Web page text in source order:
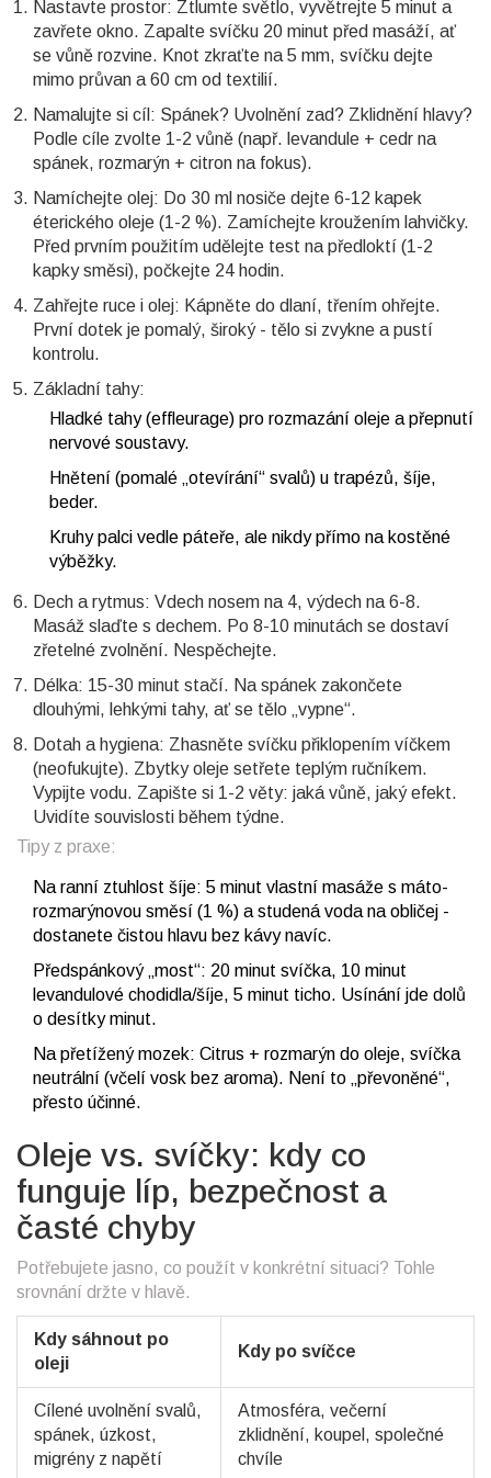
Nastavte prostor: Ztlumte světlo, vyvětrejte 5 minut a
zavřete okno. Zapalte svíčku 20 minut před masáží, ať
se vůně rozvine. Knot zkraťte na 5 mm, svíčku dejte
mimo průvan a 60 cm od textilií.
Namalujte si cíl: Spánek? Uvolnění zad? Zklidnění hlavy?
Podle cíle zvolte 1-2 vůně (např. levandule + cedr na
spánek, rozmarýn + citron na fokus).
Namíchejte olej: Do 30 ml nosiče dejte 6-12 kapek
éterického oleje (1-2 %). Zamíchejte kroužením lahvičky.
Před prvním použitím udělejte test na předloktí (1-2
kapky směsi), počkejte 24 hodin.
Zahřejte ruce i olej: Kápněte do dlaní, třením ohřejte.
První dotek je pomalý, široký - tělo si zvykne a pustí
kontrolu.
Základní tahy:
Hladké tahy (effleurage) pro rozmazání oleje a přepnutí
nervové soustavy.
Hnětení (pomalé „otevírání“ svalů) u trapézů, šíje,
beder.
Kruhy palci vedle páteře, ale nikdy přímo na kostěné
výběžky.
Dech a rytmus: Vdech nosem na 4, výdech na 6-8.
Masáž slaďte s dechem. Po 8-10 minutách se dostaví
zřetelné zvolnění. Nespěchejte.
Délka: 15-30 minut stačí. Na spánek zakončete
dlouhými, lehkými tahy, ať se tělo „vypne“.
Dotah a hygiena: Zhasněte svíčku přiklopením víčkem
(neofukujte). Zbytky oleje setřete teplým ručníkem.
Vypijte vodu. Zapište si 1-2 věty: jaká vůně, jaký efekt.
Uvidíte souvislosti během týdne.
Tipy z praxe:
Na ranní ztuhlost šíje: 5 minut vlastní masáže s máto-
rozmarýnovou směsí (1 %) a studená voda na obličej -
dostanete čistou hlavu bez kávy navíc.
Předspánkový „most“: 20 minut svíčka, 10 minut
levandulové chodidla/šíje, 5 minut ticho. Usínání jde dolů
o desítky minut.
Na přetížený mozek: Citrus + rozmarýn do oleje, svíčka
neutrální (včelí vosk bez aroma). Není to „převoněné“,
přesto účinné.
Oleje vs. svíčky: kdy co
funguje líp, bezpečnost a
časté chyby
Potřebujete jasno, co použít v konkrétní situaci? Tohle
srovnání držte v hlavě.
Kdy sáhnout po
oleji
Kdy po svíčce
Cílené uvolnění svalů,
spánek, úzkost,
migrény z napětí
Atmosféra, večerní
zklidnění, koupel, společné
chvíle